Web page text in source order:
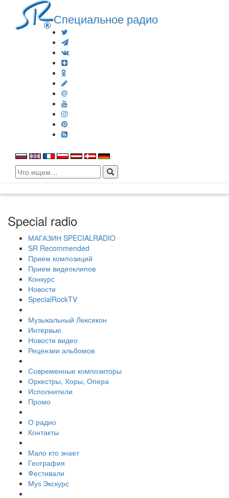
Специальное радио
Search
for:
Special radio
МАГАЗИН SPECIALRADIO
SR Recommended
Прием композиций
Прием видеоклипов
Конкурс
Новости
SpecialRockTV
Музыкальный Лексикон
Интервью
Новости видео
Рецензии альбомов
Современные композиторы
Оркестры, Хоры, Опера
Исполнители
Промо
О радио
Контакты
Мало кто знает
География
Фестивали
Муз Экскурс